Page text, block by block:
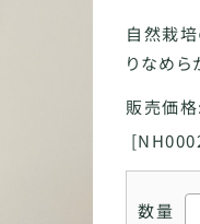
自然栽培
りなめら
販売価格:
[
数量